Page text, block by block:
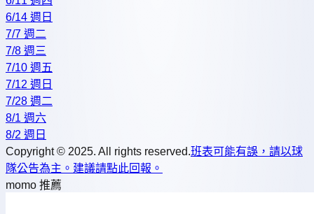
6/14 週日
7/7 週二
7/8 週三
7/10 週五
7/12 週日
7/28 週二
8/1 週六
8/2 週日
Copyright © 2025. All rights reserved.班表可能有誤，請以球
隊公告為主。建議請點此回報。
momo 推薦